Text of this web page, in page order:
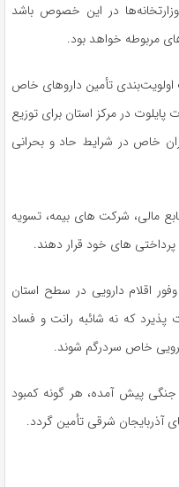
در این خصوص باشد
مربوطه خواهد بود.
اولویت‌بندی تأمین داروهای خاص
در مرکز استان برای توزیع
خاص در شرایط حاد و بحرانی
مالی، شرکت های بیمه، تسویه
های خود قرار دهند.
اقلام دارویی در سطح استان
پذیرد که نه شائبه رانت و فساد
خاص سردرگم شوند.
جنگی پیش آمده، هر گونه کمبود
آذربایجان شرقی تأمین گردد.